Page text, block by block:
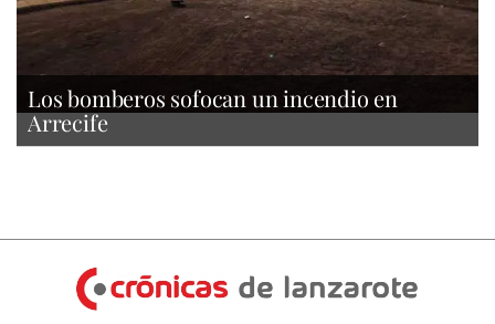
Los bomberos sofocan un incendio en
Arrecife